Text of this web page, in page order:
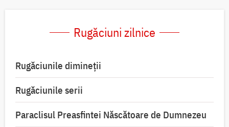
Rugăciuni zilnice
Rugăciunile dimineții
Rugăciunile serii
Paraclisul Preasfintei Născătoare de Dumnezeu